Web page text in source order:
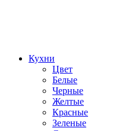
Кухни
Цвет
Белые
Черные
Желтые
Красные
Зеленые